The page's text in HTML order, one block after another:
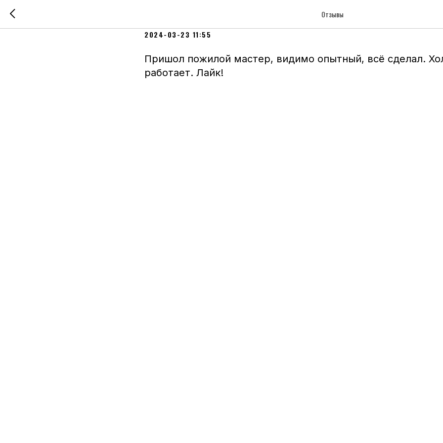
Отзывы
2024-03-23 11:55
Пришол пожилой мастер, видимо опытный, всё сделал.
работает. Лайк!